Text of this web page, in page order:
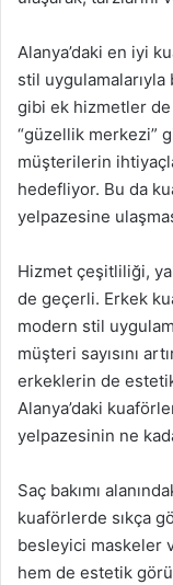
Alanya’daki en iyi
stil
gibi ek hizmetler de
“güzellik merkezi”
müşterilerin
hedefliyor. Bu da
yelpazesine
Hizmet çeşitliliği,
de geçerli. Erkek
modern stil
müşteri sayısını
erkeklerin de
Alanya’daki
yelpazesinin ne
Saç bakımı
kuaförlerde sıkça
besleyici maskeler
hem de estetik